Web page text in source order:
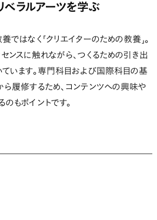
ベラルアーツを学ぶ
はなく「クリエイターのための教養」。
ンスに触れながら、つくるための引き出
います。専門科目および国際科目の基
履修するため、コンテンツへの興味や
もポイントです。